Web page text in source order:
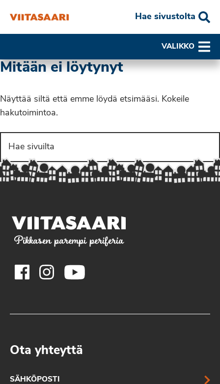
Hae sivustolta
VALIKKO
Mitään ei löytynyt
Näyttää siltä että emme löydä etsimääsi. Kokeile
hakutoimintoa.
Pikkasen parempi periferia
Ota yhteyttä
SÄHKÖPOSTI